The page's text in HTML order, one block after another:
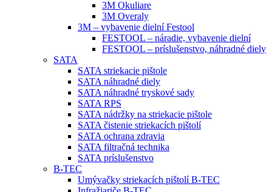
3M Okuliare
3M Overaly
3M – vybavenie dielní Festool
FESTOOL – náradie, vybavenie dielní
FESTOOL – príslušenstvo, náhradné diely
SATA
SATA striekacie pištole
SATA náhradné diely
SATA náhradné tryskové sady
SATA RPS
SATA nádržky na striekacie pištole
SATA čistenie striekacích pištolí
SATA ochrana zdravia
SATA filtračná technika
SATA príslušenstvo
B-TEC
Umývačky striekacích pištolí B-TEC